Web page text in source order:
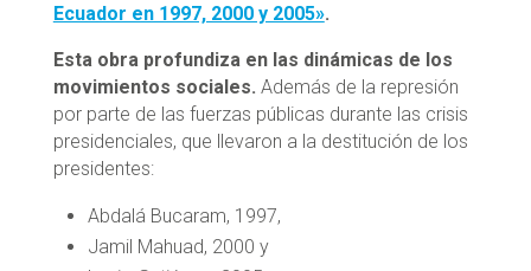
Ecuador en 1997, 2000 y 2005».
Esta obra profundiza en las dinámicas de los
movimientos sociales. Además de la represión
por parte de las fuerzas públicas durante las crisis
presidenciales, que llevaron a la destitución de los
presidentes:
Abdalá Bucaram, 1997,
Jamil Mahuad, 2000 y